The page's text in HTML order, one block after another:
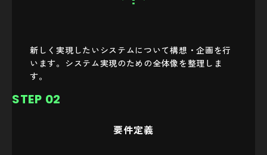
新しく実現したいシステムについて構想・企画を行
います。システム実現のための全体像を整理しま
す。
要件定義
STEP 02